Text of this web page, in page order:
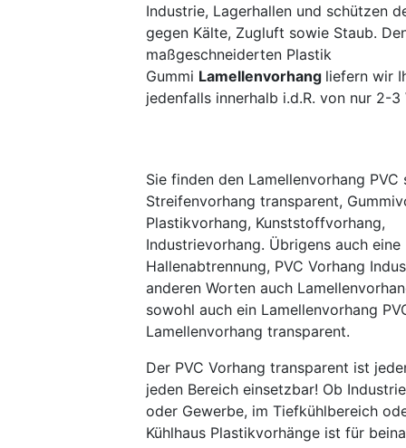
Industrie, Lagerhallen und schützen
gegen Kälte, Zugluft sowie Staub.
maßgeschneiderten Plastik
Gummi Lamellenvorhang liefern wir
jedenfalls innerhalb i.d.R. von nur 2-3
Sie finden den Lamellenvorhang PVC
Streifenvorhang transparent,
Plastikvorhang, Kunststoffvorhang,
Industrievorhang. Übrigens auch eine
Hallenabtrennung, PVC Vorhang
anderen Worten auch
sowohl auch ein Lamellenvorhang
Lamellenvorhang transparent.
Der PVC Vorhang transparent ist
jeden Bereich einsetzbar! Ob
oder Gewerbe, im Tiefkühlbereich
Kühlhaus Plastikvorhänge ist für